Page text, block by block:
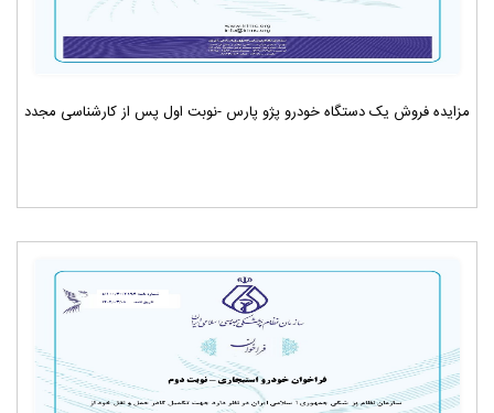
مزایده فروش یک دستگاه خودرو پژو پارس -نوبت اول پس از کارشناسی مجدد